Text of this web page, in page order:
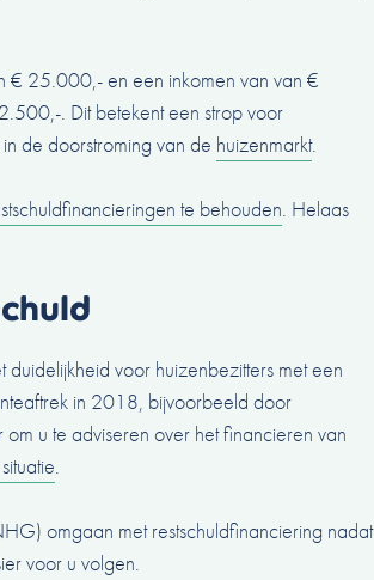
€ 25.000,- en een inkomen van van €
. Dit betekent een strop voor
de doorstroming van de huizenmarkt.
te behouden. Helaas
voor huizenbezitters met een
in 2018, bijvoorbeeld door
u te adviseren over het financieren van
.
omgaan met restschuldfinanciering nadat
voor u volgen.